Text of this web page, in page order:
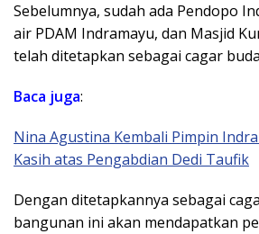
Sebelumnya, sudah ada Pendopo
air PDAM Indramayu, dan Masjid
telah ditetapkan sebagai cagar
Baca juga:
Nina Agustina Kembali Pimpin
Kasih atas Pengabdian Dedi Taufik
Dengan ditetapkannya sebagai
bangunan ini akan mendapatkan